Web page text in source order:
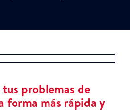
tus problemas de
forma más rápida y